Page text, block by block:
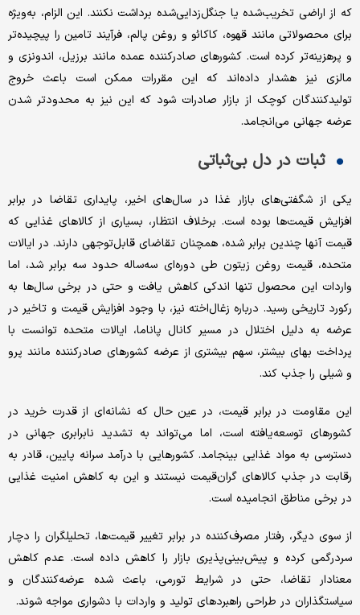
که از اراضی تخریب‌‌شده یا جنگل‌‌زدایی‌‌شده برداشت نکنند. این الزام، به‌‌ویژه
برای محصولاتی مانند قهوه، کاکائو و روغن پالم، فرآیند تامین را پیچیده‌‌تر
و پرهزینه‌‌تر کرده است. کشورهای صادرکننده عمده مانند برزیل، اندونزی و
مالزی نیز هشدار داده‌‌اند که این مقررات ممکن است باعث خروج
تولیدکنندگان کوچک از بازار صادرات شود که این نیز به محدودتر شدن
عرضه جهانی می‌‌انجامد.
ثبات در دل بی‌‌ثباتی
یکی از شگفتی‌‌های بازار غذا در سال‌های اخیر، پایداری تقاضا در برابر
افزایش قیمت‌‌ها بوده است. برخلاف انتظار، بسیاری از کالاهای غذایی که
قیمت آنها چندین برابر شده، همچنان تقاضای قابل‌‌توجهی دارند. در ایالات
متحده، قیمت روغن زیتون طی دوره‌‌ای سه‌‌ساله حدود سه برابر شد، اما
واردات این محصول تنها اندکی کاهش یافت و حتی در برخی سال‌ها به
رکورد تاریخی رسید. درباره زغال‌‌اخته نیز، با وجود افزایش قیمت و تاخیر در
عرضه به دلیل اختلال در مسیر کانال پاناما، ایالات متحده توانست با
پرداخت بهای بیشتر، سهم بیشتری از عرضه کشورهای صادرکننده مانند پرو
و شیلی را جذب کند.
این مقاومت در برابر قیمت، در عین حال که نشانه‌‌ای از قدرت خرید در
کشورهای توسعه‌‌یافته است، اما می‌تواند به تشدید نابرابری جهانی در
دسترسی به مواد غذایی بینجامد. کشورهایی با درآمد سرانه پایین، قادر به
رقابت در جذب کالاهای گران‌‌قیمت نیستند و این به کاهش امنیت غذایی
در برخی مناطق انجامیده است.
از سوی دیگر، رفتار مصرف‌‌کننده در برابر تغییر قیمت‌‌ها، تحلیلگران را دچار
سردرگمی کرده و پیش‌‌بینی‌‌پذیری بازار را کاهش داده است. عدم کاهش
معنادار تقاضا، حتی در شرایط تورمی، باعث شده عرضه‌‌کنندگان و
سیاستگذاران در طراحی راهبردهای تولید و واردات با دشواری مواجه شوند.